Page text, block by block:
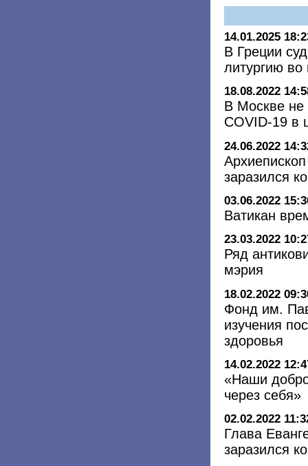
14.01.2025
В Греции
литургию
18.08.2022
В Москве не
COVID-19 в
24.06.2022
заразился
03.06.2022
Ватикан
23.03.2022
Ряд
мэрия
18.02.2022
Фонд им.
изучения
здоровья
14.02.2022
«Наши
через себя»
02.02.2022
Глава
заразился